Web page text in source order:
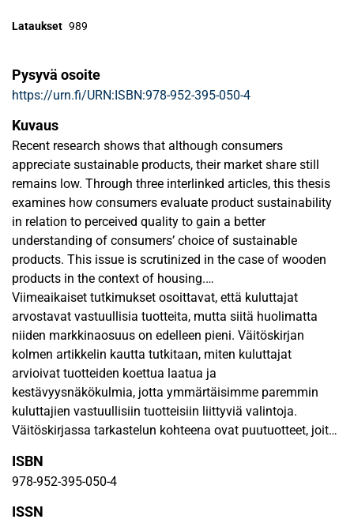
Lataukset 989
Pysyvä osoite
https://urn.fi/URN:ISBN:978-952-395-050-4
Kuvaus
Recent research shows that although consumers
appreciate sustainable products, their market share still
remains low. Through three interlinked articles, this thesis
examines how consumers evaluate product sustainability
in relation to perceived quality to gain a better
understanding of consumers’ choice of sustainable
products. This issue is scrutinized in the case of wooden
products in the context of housing.
In the first article, a systematic literature review was carried
out to examine the perceived quality of wooden building
materials and the results showed that consumers’
perceptions of wood were influenced by quality indicators
(i.e., quality cues and attributes) and personal and
situational variables. The second and third articles
empirically explored the quality dimensions of wooden
characteristics and their perceptions of these dimensions.
According to the results, the perceived quality of wooden
building and interior products consisted of quality
Viimeaikaiset tutkimukset osoittavat, että kuluttajat
arvostavat vastuullisia tuotteita, mutta siitä huolimatta
niiden markkinaosuus on edelleen pieni. Väitöskirjan
kolmen artikkelin kautta tutkitaan, miten kuluttajat
arvioivat tuotteiden koettua laatua ja
kestävyysnäkökulmia, jotta ymmärtäisimme paremmin
kuluttajien vastuullisiin tuotteisiin liittyviä valintoja.
Väitöskirjassa tarkastelun kohteena ovat puutuotteet, joita
Ensimmäisessä artikkelissa tehtiin systemaattinen
kirjallisuuskatsaus puisten rakennusmateriaalien koetusta
ISBN
978-952-395-050-4
ISSN